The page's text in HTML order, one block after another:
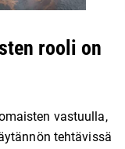
rooli on
vastuulla,
tehtävissä